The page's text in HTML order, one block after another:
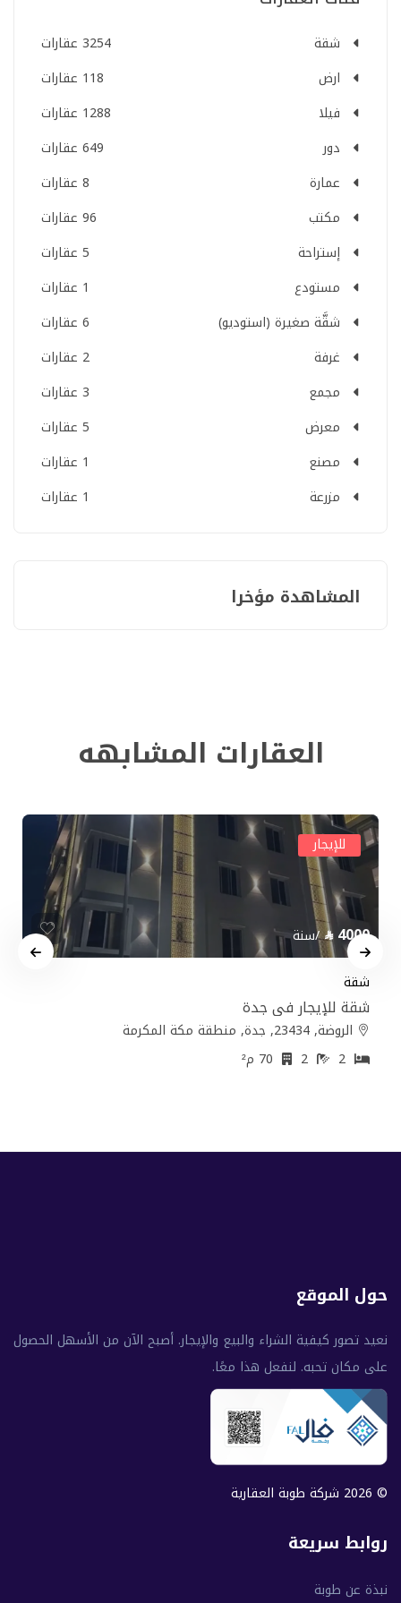
شقة
3254 عقارات
ارض
118 عقارات
فيلا
1288 عقارات
دور
649 عقارات
عمارة
8 عقارات
مكتب
96 عقارات
إستراحة
5 عقارات
مستودع
1 عقارات
شقَّة صغيرة (استوديو)
6 عقارات
غرفة
2 عقارات
مجمع
3 عقارات
معرض
5 عقارات
مصنع
1 عقارات
مزرعة
1 عقارات
المشاهدة مؤخرا
العقارات المشابهه
للإيجار
4000 /سنة
شقة
شقة للإيجار في جدة
الروضة, 23434, جدة, منطقة مكة المكرمة
2
2
حول الموقع
نعيد تصور كيفية الشراء والبيع والإيجار. أصبح الآن من الأسهل الحصول
على مكان تحبه. لنفعل هذا معًا.
© 2026 شركة طوبة العقارية
روابط سريعة
نبذة عن طوبة